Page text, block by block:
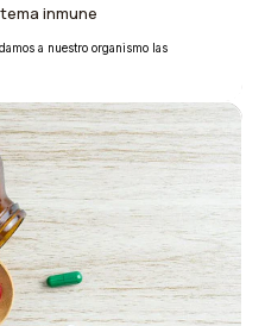
inmune
a nuestro organismo las